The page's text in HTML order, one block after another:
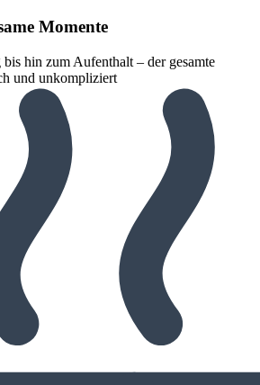
Momente
hin zum Aufenthalt – der gesamte
und unkompliziert